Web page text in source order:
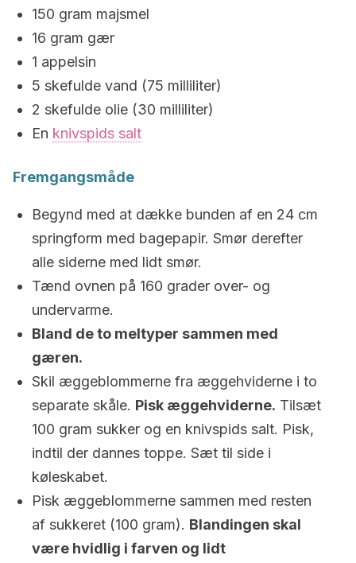
150 gram majsmel
16 gram gær
1 appelsin
5 skefulde vand (75 milliliter)
2 skefulde olie (30 milliliter)
En knivspids salt
Fremgangsmåde
Begynd med at dække bunden af en 24 cm
springform med bagepapir. Smør derefter
alle siderne med lidt smør.
Tænd ovnen på 160 grader over- og
undervarme.
Bland de to meltyper sammen med
gæren.
Skil æggeblommerne fra æggehviderne i to
separate skåle. Pisk æggehviderne. Tilsæt
100 gram sukker og en knivspids salt. Pisk,
indtil der dannes toppe. Sæt til side i
køleskabet.
Pisk æggeblommerne sammen med resten
af sukkeret (100 gram). Blandingen skal
være hvidlig i farven og lidt